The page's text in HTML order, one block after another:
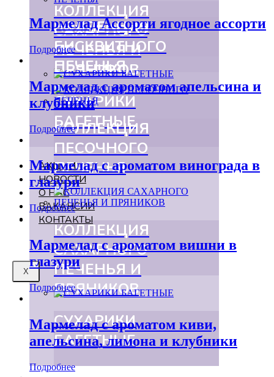
КОЛЛЕКЦИЯ
САХАРНОГО
ПЕЧЕНЬЯ И
ПРЯНИКОВ
СУХАРИКИ
БАГЕТНЫЕ
АКЦИИ
НОВОСТИ
О НАС
ВАКАНСИИ
КОНТАКТЫ
X
КОЛЛЕКЦИЯ
БИСКВИТНОГО
ПЕЧЕНЬЯ
КОЛЛЕКЦИЯ
ПЕСОЧНОГО
ПЕЧЕНЬЯ
КОЛЛЕКЦИЯ
САХАРНОГО
ПЕЧЕНЬЯ И
ПРЯНИКОВ
СУХАРИКИ
БАГЕТНЫЕ
Мармелад Ассорти ягодное ассорти
Подробнее
Мармелад с ароматом апельсина и
клубники
Подробнее
Мармелад с ароматом винограда в
глазури
Подробнее
Мармелад с ароматом вишни в
глазури
Подробнее
Мармелад с ароматом киви,
апельсина, лимона и клубники
Подробнее